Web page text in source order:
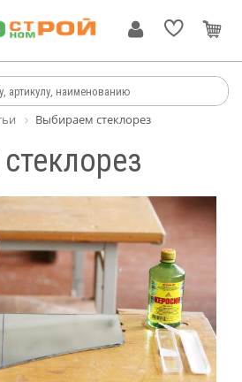
Выбираем стеклорез